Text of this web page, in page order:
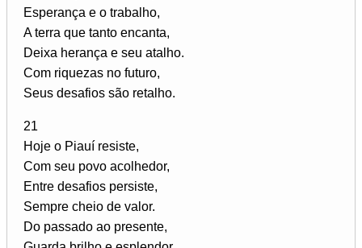
Esperança e o trabalho,
A terra que tanto encanta,
Deixa herança e seu atalho.
Com riquezas no futuro,
Seus desafios são retalho.
21
Hoje o Piauí resiste,
Com seu povo acolhedor,
Entre desafios persiste,
Sempre cheio de valor.
Do passado ao presente,